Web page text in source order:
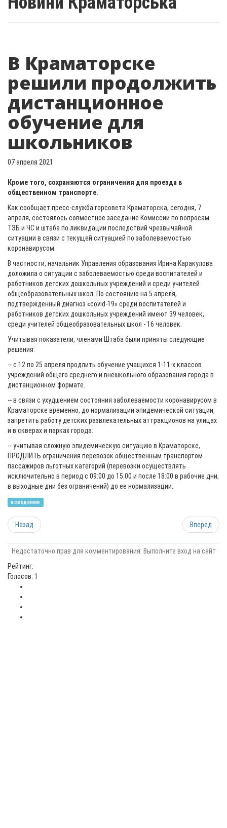
В Краматорске
решили продолжить
дистанционное
обучение для
школьников
07 апреля 2021
Кроме того, сохраняются ограничения для проезда в
общественном транспорте.
Как сообщает пресс-служба горсовета Краматорска, сегодня, 7
апреля, состоялось совместное заседание Комиссии по вопросам
ТЭБ и ЧС и штаба по ликвидации последствий чрезвычайной
ситуации в связи с текущей ситуацией по заболеваемостью
коронавирусом.
В частности, начальник Управления образования Ирина Каракулова
доложила о ситуации с заболеваемостью среди воспитателей и
работников детских дошкольных учреждений и среди учителей
общеобразовательных школ. По состоянию на 5 апреля,
подтвержденный диагноз «сovid-19» среди воспитателей и
работников детских дошкольных учреждений имеют 39 человек,
среди учителей общеобразовательных школ - 16 человек.
Учитывая показатели, членами Штаба были приняты следующие
решения:
-- с 12 по 25 апреля продлить обучение учащихся 1-11-х классов
учреждений общего среднего и внешкольного образования города в
дистанционном формате.
-- в связи с ухудшением состояния заболеваемости коронавирусом в
Краматорске временно, до нормализации эпидемической ситуации,
запретить работу детских развлекательных аттракционов на улицах
и в скверах и парках города.
-- учитывая сложную эпидемическую ситуацию в Краматорске,
ПРОДЛИТЬ ограничения перевозок общественным транспортом
пассажиров льготных категорий (перевозки осуществлять
исключительно в период с 09:00 до 15:00 и после 18:00 в рабочие дни,
в выходные дни без ограничений) до ее нормализации.
к сведению
Назад Вперёд
Недостаточно прав для комментирования. Выполните вход на сайт
Рейтинг:
Голосов: 1